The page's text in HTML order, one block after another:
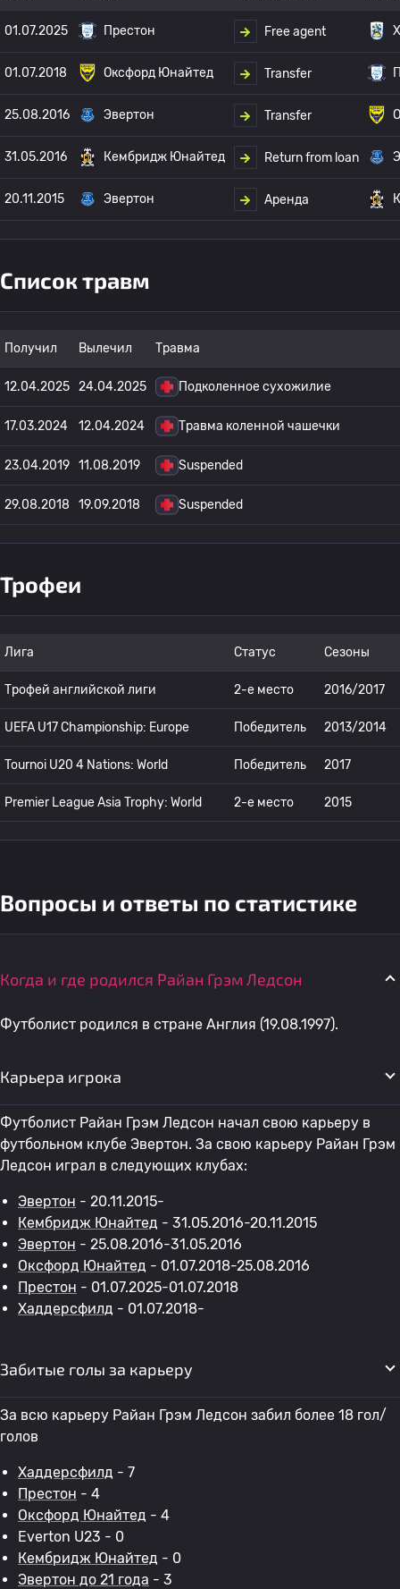
01.07.2025 Престон Free agent
01.07.2018 Оксфорд Юнайтед Transfer
25.08.2016 Эвертон Transfer
31.05.2016 Кембридж Юнайтед Return from loan
20.11.2015 Эвертон Аренда
Список травм
Получил Вылечил Травма
12.04.2025 24.04.2025 Подколенное сухожилие
17.03.2024 12.04.2024 Травма коленной чашечки
23.04.2019 11.08.2019 Suspended
29.08.2018 19.09.2018 Suspended
Трофеи
Лига Статус Сезоны
Трофей английской лиги 2-е место 2016/2017
UEFA U17 Championship: Europe Победитель 2013/2014
Tournoi U20 4 Nations: World Победитель 2017
Premier League Asia Trophy: World 2-е место 2015
Вопросы и ответы по статистике
Когда и где родился Райан Грэм Ледсон
Футболист родился в стране Англия (19.08.1997).
Карьера игрока
Футболист Райан Грэм Ледсон начал свою карьеру в
футбольном клубе Эвертон. За свою карьеру Райан Грэм
Ледсон играл в следующих клубах:
Эвертон - 20.11.2015-
Кембридж Юнайтед - 31.05.2016-20.11.2015
Эвертон - 25.08.2016-31.05.2016
Оксфорд Юнайтед - 01.07.2018-25.08.2016
Престон - 01.07.2025-01.07.2018
Хаддерсфилд - 01.07.2018-
Забитые голы за карьеру
За всю карьеру Райан Грэм Ледсон забил более 18 гол/
голов
Хаддерсфилд - 7
Престон - 4
Оксфорд Юнайтед - 4
Everton U23 - 0
Кембридж Юнайтед - 0
Эвертон до 21 года - 3